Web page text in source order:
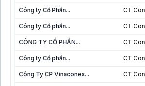
Công ty Cổ Phần... CT Con
Công ty Cổ phần... CT Con
CÔNG TY CỔ PHẦN... CT Con
Công ty Cổ phần... CT Con
Công Ty CP Vinaconex... CT Con